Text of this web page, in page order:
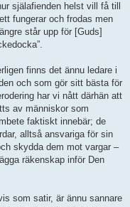
själafienden helst vill få till
fungerar och frodas men
står upp för [Guds]
finns det ännu ledare i
och som gör sitt bästa för
har vi nått därhän att
av människor som
faktiskt innebär; de
alltså ansvariga för sin
skydda dem mot vargar –
räkenskap inför Den
som satir, är ännu sannare